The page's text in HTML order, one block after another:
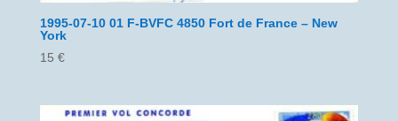
1995-07-10 01 F-BVFC 4850 Fort de France – New
York
15 €